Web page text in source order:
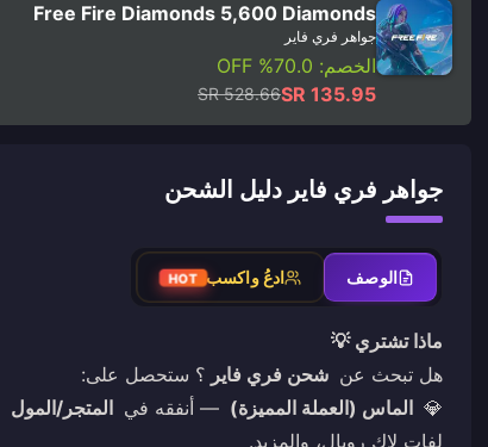
Free Fire Diamonds 5,600 Diamonds
جواهر فري فاير
الخصم: 70.0% OFF
SR 135.95
SR 528.66
جواهر فري فاير دليل الشحن
الوصف ادعُ واكسب HOT
ماذا تشتري 💡
هل تبحث عن شحن فري فاير ؟ ستحصل على:
💎 الماس (العملة المميزة) — أنفقه في المتجر/المول
لفات لاك رويال، والمزيد.